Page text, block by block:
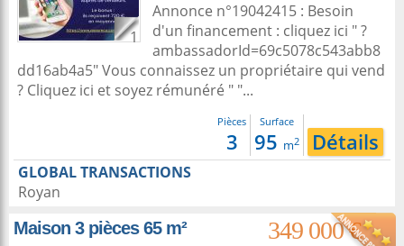
1
Annonce n°19042415 : Besoin
d'un financement : cliquez ici " ?
ambassadorId=69c5078c543abb8
dd16ab4a5" Vous connaissez un propriétaire qui vend
? Cliquez ici et soyez rémunéré " "...
Pièces
3
Surface
95 m2 Détails
GLOBAL TRANSACTIONS
Royan
Maison 3 pièces 65 m²
349 000 €